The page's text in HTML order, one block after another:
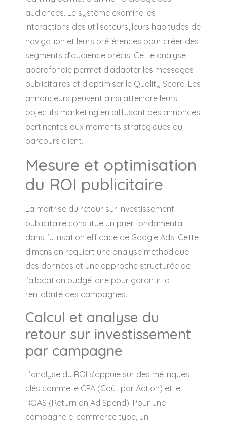
audiences. Le système examine les
interactions des utilisateurs, leurs habitudes de
navigation et leurs préférences pour créer des
segments d’audience précis. Cette analyse
approfondie permet d’adapter les messages
publicitaires et d’optimiser le Quality Score. Les
annonceurs peuvent ainsi atteindre leurs
objectifs marketing en diffusant des annonces
pertinentes aux moments stratégiques du
parcours client.
Mesure et optimisation
du ROI publicitaire
La maîtrise du retour sur investissement
publicitaire constitue un pilier fondamental
dans l’utilisation efficace de Google Ads. Cette
dimension requiert une analyse méthodique
des données et une approche structurée de
l’allocation budgétaire pour garantir la
rentabilité des campagnes.
Calcul et analyse du
retour sur investissement
par campagne
L’analyse du ROI s’appuie sur des métriques
clés comme le CPA (Coût par Action) et le
ROAS (Return on Ad Spend). Pour une
campagne e-commerce type, un